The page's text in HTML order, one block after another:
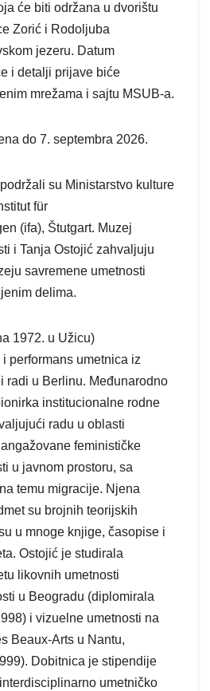
će biti održana u dvorištu
Zorić i Rodoljuba
jezeru. Datum
i detalji prijave biće
mrežama i sajtu MSUB-a.
do 7. septembra 2026.
su Ministarstvo kulture
für
(ifa), Štutgart. Muzej
i Tanja Ostojić zahvaljuju
savremene umetnosti
delima.
1972. u Užicu)
performans umetnica iz
radi u Berlinu. Međunarodno
institucionalne rodne
radu u oblasti
feminističke
u javnom prostoru, sa
temu migracije. Njena
su brojnih teorijskih
u mnoge knjige, časopise i
Ostojić je studirala
likovnih umetnosti
u Beogradu (diplomirala
i vizuelne umetnosti na
Beaux-Arts u Nantu,
Dobitnica je stipendije
umetničko